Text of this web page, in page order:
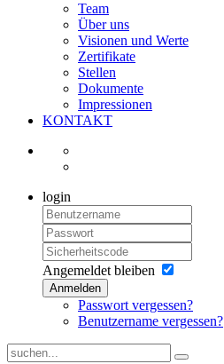
Team
Über uns
Visionen und Werte
Zertifikate
Stellen
Dokumente
Impressionen
KONTAKT
login
Angemeldet bleiben
Anmelden
Passwort vergessen?
Benutzername vergessen?